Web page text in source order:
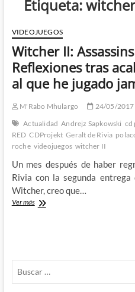
Etiqueta:
VIDEOJUEGOS
Witcher II:
Reflexiones tras
al que he jugado
M'Rabo Mhulargo 24/05/2017
Actualidad Andrejz Sapkowski cd
RED CDProjekt Geralt de Rivia
roche videojuegos witcher II
Un mes después de haber
Rivia con la segunda
Witcher, creo que…
Ver másWitcher
tras
acabar